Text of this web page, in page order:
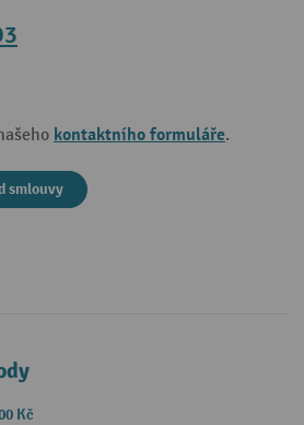
kontaktního formuláře.
smlouvy
Kč